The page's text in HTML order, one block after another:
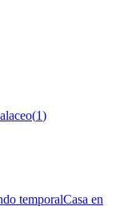
(1)
temporalCasa en